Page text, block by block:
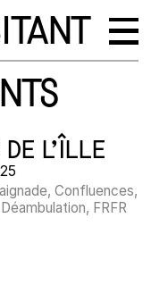
L’ÎLLE
Confluences,
FRFR